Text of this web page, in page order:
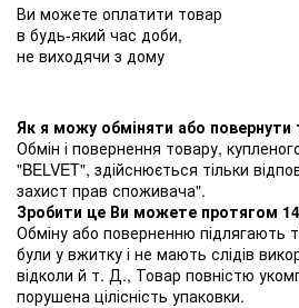
Ви можете оплатити товар
в будь-який час доби,
не виходячи з дому
Як я можу обміняти або повернути
Обмін і повернення товару,
"BELVET", здійснюється тільки
захист прав споживача".
Зробити це Ви можете протягом 14
Обміну або поверненню підлягають
були у вжитку і не мають слідів
відколи й т. Д., Товар повністю
порушена цілісність упаковки.